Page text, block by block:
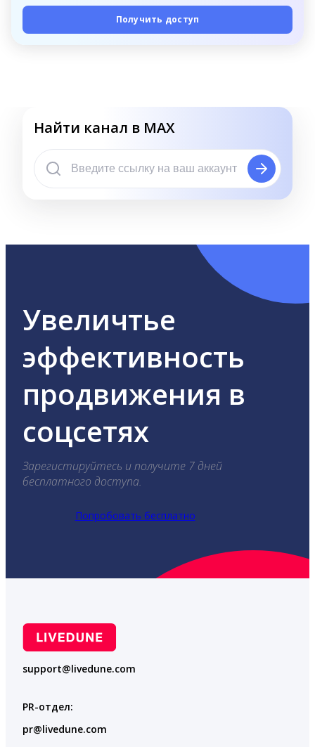
Получить доступ
Найти канал в MAX
Увеличтье
эффективность
продвижения в
соцсетях
Зарегистируйтесь и получите 7 дней
бесплатного доступа.
Попробовать бесплатно
support@livedune.com
PR-отдел:
pr@livedune.com